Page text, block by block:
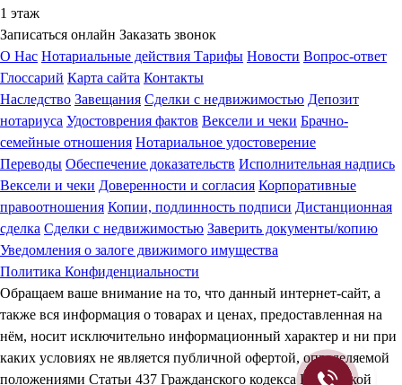
1 этаж
Записаться онлайн Заказать звонок
О Нас Нотариальные действия Тарифы Новости Вопрос-ответ
Глоссарий Карта сайта Контакты
Наследство Завещания Сделки с недвижимостью Депозит
нотариуса Удостоврения фактов Вексели и чеки Брачно-
семейные отношения Нотариальное удостоверение
Переводы Обеспечение доказательств Исполнительная надпись
Вексели и чеки Доверенности и согласия Корпоративные
правоотношения Копии, подлинность подписи Дистанционная
сделка Сделки с недвижимостью Заверить документы/копию
Уведомления о залоге движимого имущества
Политика Конфиденциальности
Обращаем ваше внимание на то, что данный интернет-сайт, а
также вся информация о товарах и ценах, предоставленная на
нём, носит исключительно информационный характер и ни при
каких условиях не является публичной офертой, определяемой
положениями Статьи 437 Гражданского кодекса Российской